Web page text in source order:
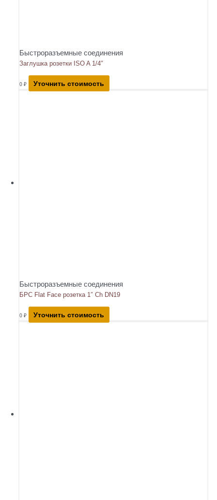
Быстроразъемные соединения
Заглушка розетки ISO A 1/4″
0 ₽ Уточнить стоимость
Быстроразъемные соединения
БРС Flat Face розетка 1″ Ch DN19
0 ₽ Уточнить стоимость